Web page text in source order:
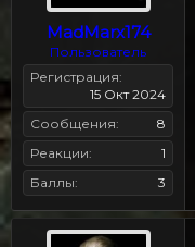
MadMarx174
Пользователь
Регистрация
15 Окт 2024
Сообщения
8
Реакции
1
Баллы
3